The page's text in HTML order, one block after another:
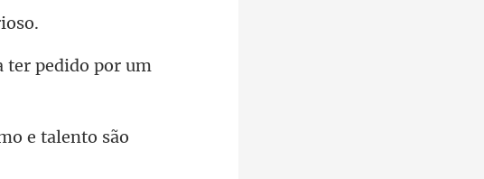
ter pedido por um
e talento são